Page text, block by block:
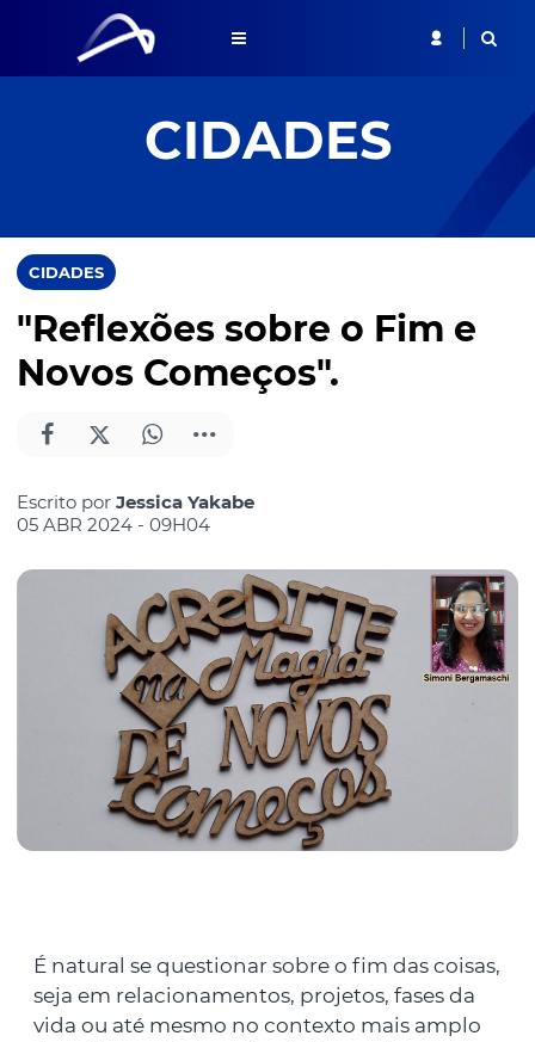
CIDADES
CIDADES
"Reflexões sobre o Fim e
Novos Começos".
Escrito por Jessica Yakabe
05 ABR 2024 - 09H04
É natural se questionar sobre o fim das coisas,
seja em relacionamentos, projetos, fases da
vida ou até mesmo no contexto mais amplo